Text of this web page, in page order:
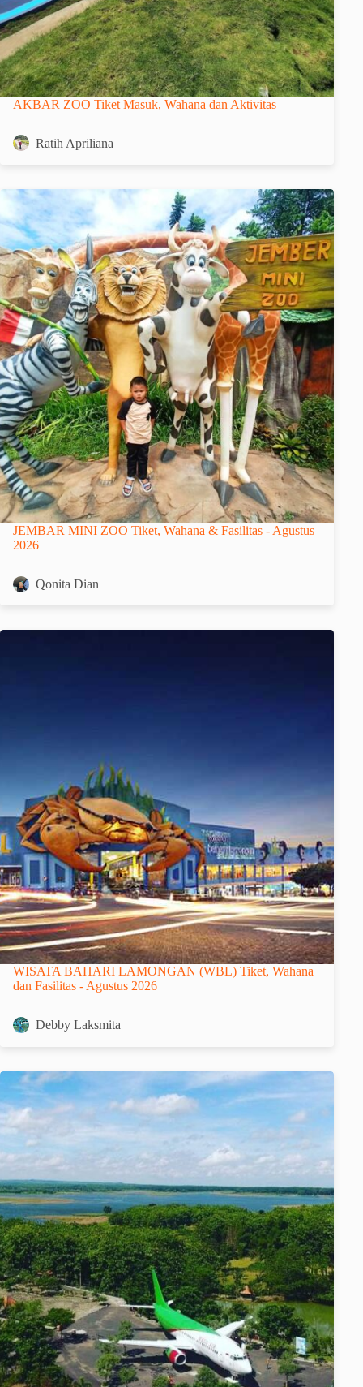
AKBAR ZOO Tiket Masuk, Wahana dan Aktivitas
Ratih Apriliana
JEMBAR MINI ZOO Tiket, Wahana & Fasilitas - Agustus
2026
Qonita Dian
WISATA BAHARI LAMONGAN (WBL) Tiket, Wahana
dan Fasilitas - Agustus 2026
Debby Laksmita